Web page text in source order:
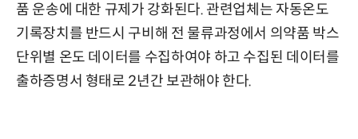
품 운송에 대한 규제가 강화된다. 관련업체는 자동온도
기록장치를 반드시 구비해 전 물류과정에서 의약품 박스
단위별 온도 데이터를 수집하여야 하고 수집된 데이터를
출하증명서 형태로 2년간 보관해야 한다.